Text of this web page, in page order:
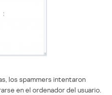
los spammers intentaron
en el ordenador del usuario.